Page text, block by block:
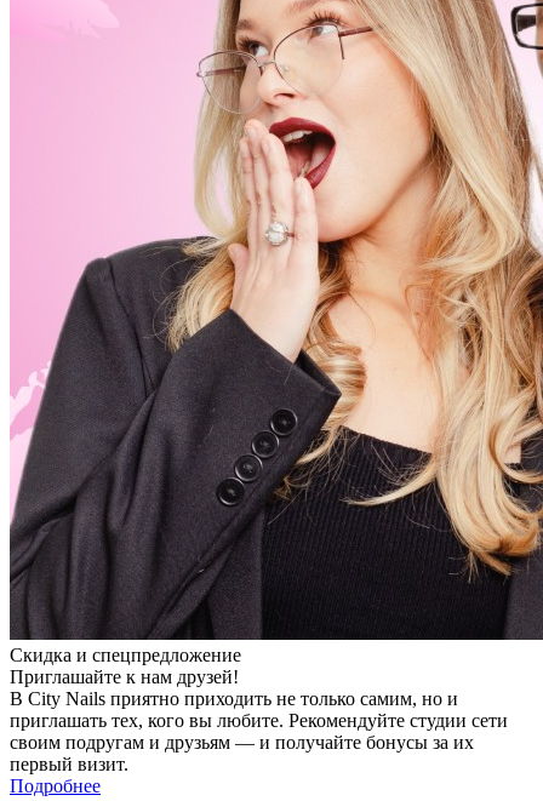
Скидка и спецпредложение
Приглашайте к нам друзей!
В City Nails приятно приходить не только самим, но и
приглашать тех, кого вы любите. Рекомендуйте студии сети
своим подругам и друзьям — и получайте бонусы за их
первый визит.
Подробнее